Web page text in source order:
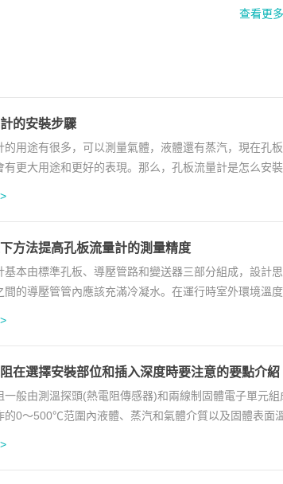
查看更
的安裝步驟
的用途有很多，可以測量氣體，液體還有蒸汽，現在孔
有更大用途和更好的表現。那么，孔板流量計是怎么安
方法提高孔板流量計的測量精度
基本由標準孔板、導壓管路和變送器三部分組成，設計
間的導壓管管內應該充滿冷凝水。在運行時室外環境溫
在選擇安裝部位和插入深度時要注意的要點介紹
一般由測溫探頭(熱電阻傳感器)和兩線制固體電子單元
的0～500℃范圍內液體、蒸汽和氣體介質以及固體表面